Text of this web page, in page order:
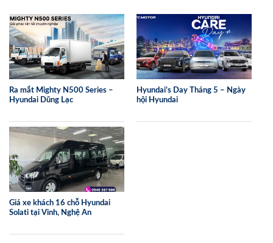
Ra mắt Mighty N500 Series –
Hyundai Dũng Lạc
Hyundai’s Day Tháng 5 – Ngày
hội Hyundai
Giá xe khách 16 chỗ Hyundai
Solati tại Vinh, Nghệ An